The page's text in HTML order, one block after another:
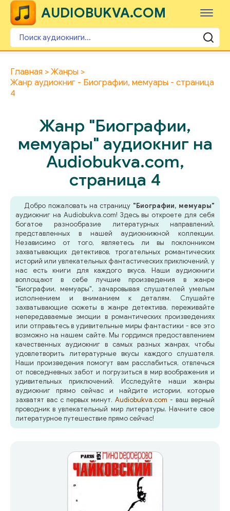
AUDIOBUKVA.COM
Главная
Жанры
Жанр аудиокниг - Биографии, мемуары - страница
4
Жанр "Биографии,
мемуары" аудиокниг на
Audiobukva.com,
страница 4
Добро пожаловать на страницу "Биографии, мемуары"
аудиокниг на Audiobukva.com! Здесь вы откроете для себя
богатое разнообразие литературных направлений,
представленных в нашей аудиокнижной коллекции.
Независимо от того, являетесь ли вы поклонником
захватывающих детективов, трогательных романтических
историй или увлекательных фантастических приключений, у
нас есть книги для каждого вкуса. Наши аудиокниги
воплощают в себе лучшие произведения в жанре
"Биографии, мемуары", зачаровывая слушателей умелым
исполнением и вниманием к деталям. Слушайте
захватывающие сюжеты в жанре детектива, переживайте
непередаваемые эмоции в романтических произведениях
или отправьтесь в удивительные миры фантастики - все это
возможно на нашем сайте. Мы гордимся предоставлением
качественных аудиокниг в самых разных жанрах, чтобы
удовлетворить литературные вкусы каждого слушателя.
Наши произведения помогут вам расслабиться, отвлечься
от повседневных забот и погрузиться в мир воображения и
удивительных приключений. Исследуйте наши жанры
аудиокниг прямо сейчас и найдите истории, которые
захватят вас с первых минут. Audiobukva.com - ваш верный
проводник в увлекательный мир литературы. Начните свое
литературное путешествие прямо сейчас!